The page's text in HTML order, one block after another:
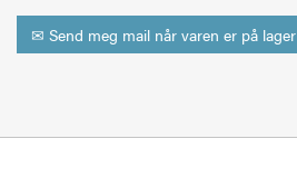
✉ Send meg mail når varen er på lager